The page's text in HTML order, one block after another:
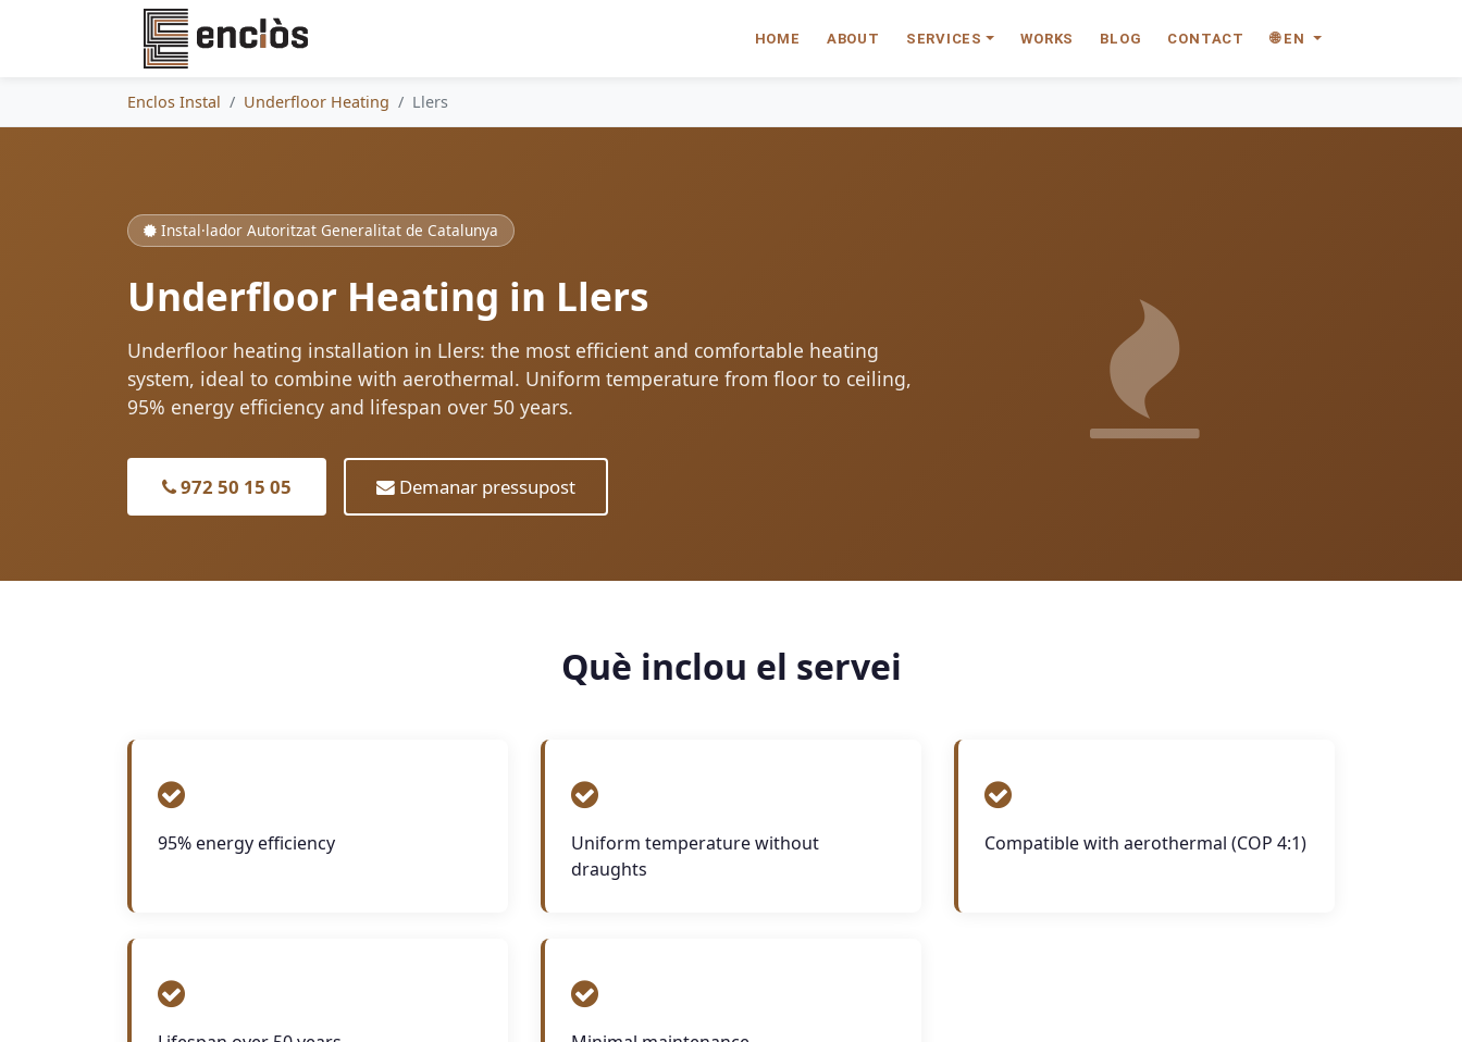
HOME ABOUT SERVICES WORKS BLOG CONTACT 🌐 EN
Enclos Instal Underfloor Heating Llers
Instal·lador Autoritzat Generalitat de Catalunya
Underfloor Heating in Llers
Underfloor heating installation in Llers: the most efficient and comfortable heating
system, ideal to combine with aerothermal. Uniform temperature from floor to ceiling,
95% energy efficiency and lifespan over 50 years.
972 50 15 05 Demanar pressupost
Què inclou el servei
95% energy efficiency
Uniform temperature without
draughts
Compatible with aerothermal (COP 4:1)